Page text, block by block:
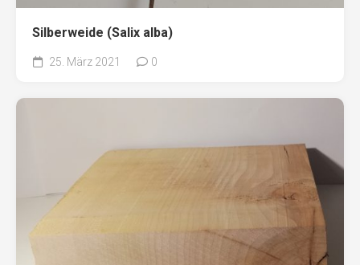
Silberweide (Salix alba)
25. März 2021 0